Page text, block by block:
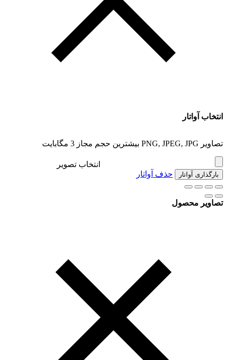
انتخاب آواتار
تصاویر PNG, JPEG, JPG بیشترین حجم مجاز 3 مگابایت
انتخاب تصویر
بارگذاری آواتار حذف آواتار
تصاویر محصول